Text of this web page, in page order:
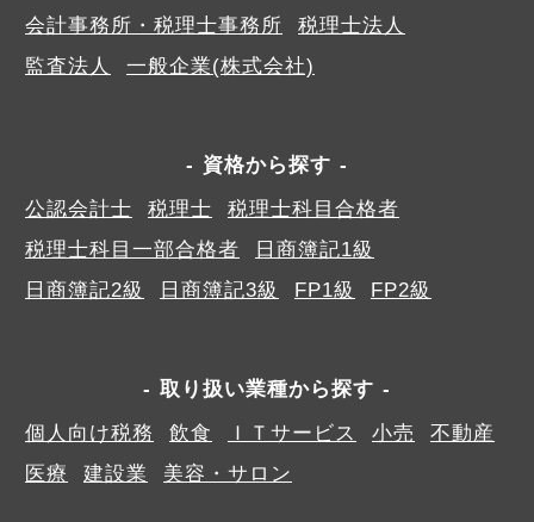
会計事務所・税理士事務所
税理士法人
監査法人
一般企業(株式会社)
資格から探す
公認会計士
税理士
税理士科目合格者
税理士科目一部合格者
日商簿記1級
日商簿記2級
日商簿記3級 FP1級 FP2級
取り扱い業種から探す
個人向け税務
飲食 ＩＴサービス 小売
不動産
医療
建設業 美容・サロン